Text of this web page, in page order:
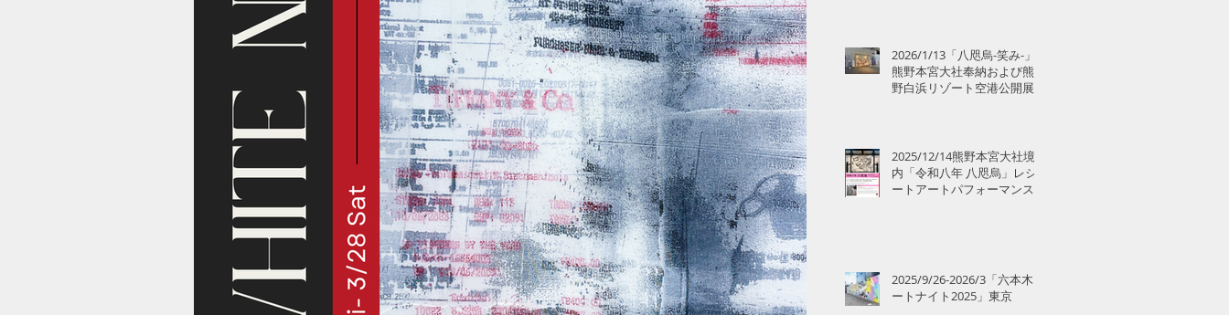
2026/1/13「八咫烏-笑み-」
熊野本宮大社奉納および熊
野白浜リゾート空港公開展
2025/12/14熊野本宮大社境
内「令和八年 八咫烏」レシ
ートアートパフォーマンス
2025/9/26-2026/3「六本木ア
ートナイト2025」東京